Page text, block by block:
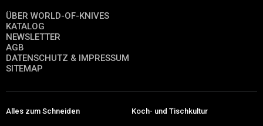
ÜBER WORLD-OF-KNIVES
KATALOG
NEWSLETTER
AGB
DATENSCHUTZ & IMPRESSUM
SITEMAP
Alles zum Schneiden Koch- und Tischkultur